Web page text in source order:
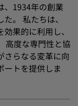
、1934年の創業
。 私たちは、
果的に利用し、
高度な専門性と協
さらなる変革に向
ートを提供しま